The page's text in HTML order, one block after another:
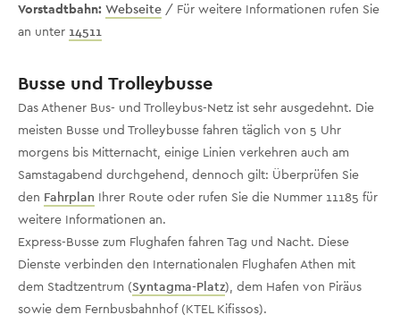
Vorstadtbahn: Webseite / Für weitere Informationen rufen Sie
an unter 14511
Busse und Trolleybusse
Das Athener Bus- und Trolleybus-Netz ist sehr ausgedehnt. Die
meisten Busse und Trolleybusse fahren täglich von 5 Uhr
morgens bis Mitternacht, einige Linien verkehren auch am
Samstagabend durchgehend, dennoch gilt: Überprüfen Sie
den Fahrplan Ihrer Route oder rufen Sie die Nummer 11185 für
weitere Informationen an.
Express-Busse zum Flughafen fahren Tag und Nacht. Diese
Dienste verbinden den Internationalen Flughafen Athen mit
dem Stadtzentrum (Syntagma-Platz), dem Hafen von Piräus
sowie dem Fernbusbahnhof (KTEL Kifissos).